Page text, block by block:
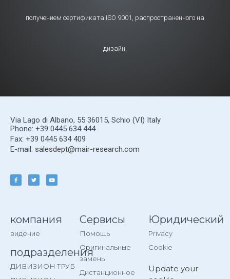
получением сертификата ISO 9001, распространенного на
дизайн.
Via Lago di Albano, 55 36015, Schio (VI) Italy
Phone: +39 0445 634 444
Fax: +39 0445 634 409
E-mail: salesdept@mair-research.com
компания
видение
подразделения
ДИВИЗИОН ТРУБ
Сервисы
Помощь
Оригинальные
замены
Дистанционное
Юридический
Privacy
Cookie
Update your